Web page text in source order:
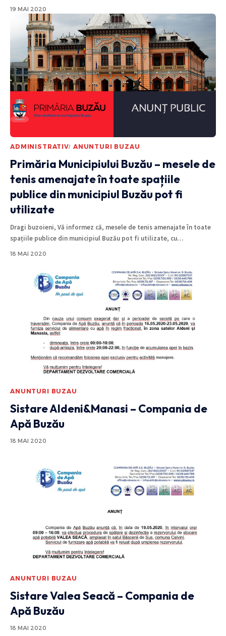
19 MAI 2020
ADMINISTRATIV ANUNTURI BUZAU
Primăria Municipiului Buzău – mesele de
tenis amenajate în toate spațiile
publice din municipiul Buzău pot fi
utilizate
Dragi buzoieni, Vă informez că, mesele de tenis amenajate în toate
spațiile publice din municipiul Buzău pot fi utilizate, cu…
18 MAI 2020
ANUNTURI BUZAU
Sistare Aldeni&Manasi – Compania de
Apă Buzău
18 MAI 2020
ANUNTURI BUZAU
Sistare Valea Seacă – Compania de
Apă Buzău
18 MAI 2020